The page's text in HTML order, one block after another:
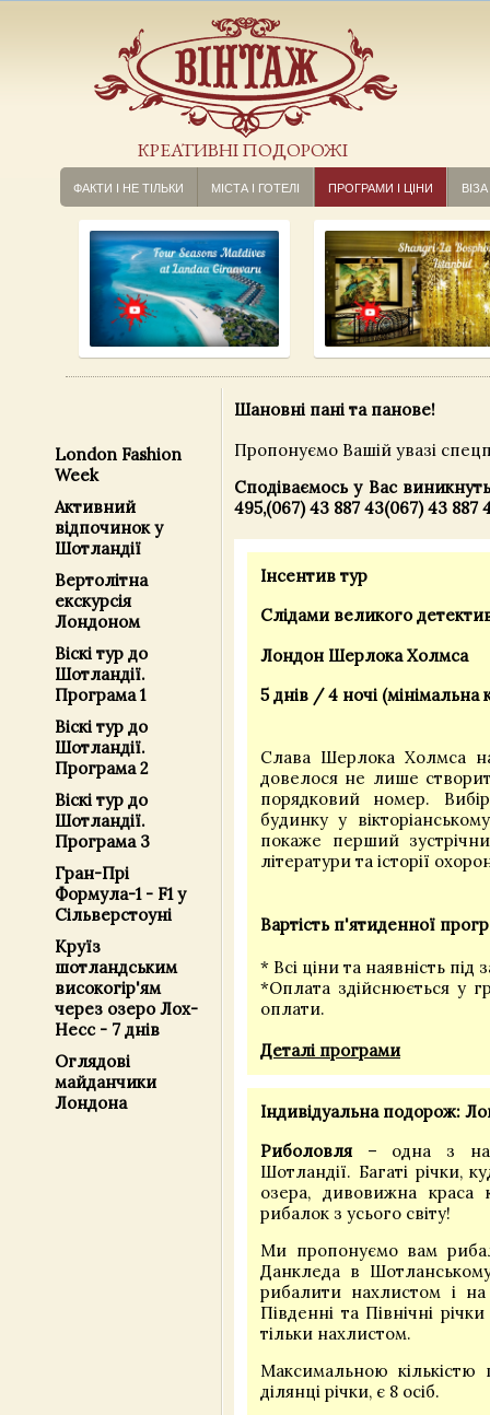
КРЕАТИВНІ ПОДОРОЖІ
ФАКТИ І НЕ ТІЛЬКИ МІСТА І ГОТЕЛІ ПРОГРАМИ І ЦІНИ ВІЗА
London Fashion
Week
Активний
відпочинок у
Шотландії
Вертолітна
екскурсія
Лондоном
Віскі тур до
Шотландії.
Програма 1
Віскі тур до
Шотландії.
Програма 2
Віскі тур до
Шотландії.
Програма 3
Гран-Прі
Формула-1 - F1 у
Сільверстоуні
Круїз
шотландським
високогір'ям
через озеро Лох-
Несс - 7 днів
Оглядові
майданчики
Лондона
Шановні пані та панове!
Пропонуємо Вашій увазі
Сподіваємось у Вас
495,(067) 43 887 43(067) 43 887
Інсентив тур
Слідами великого
Лондон Шерлока Холмса
5 днів / 4 ночі (мінімальна
Слава Шерлока Холмса
довелося не лише
порядковий номер.
будинку у
покаже перший
літератури та історії
Вартість п'ятиденної
* Всі ціни та наявність під
*Оплата здійснюється у
оплати.
Деталі програми
Індивідуальна подорож:
Риболовля – одна з
Шотландії. Багаті річки,
озера, дивовижна
рибалок з усього світу!
Ми пропонуємо вам
Данкледа в
рибалити нахлистом і
Південні та Північні
тільки нахлистом.
Максимальною
ділянці річки, є 8 осіб.